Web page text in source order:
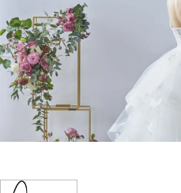
INFORMATION